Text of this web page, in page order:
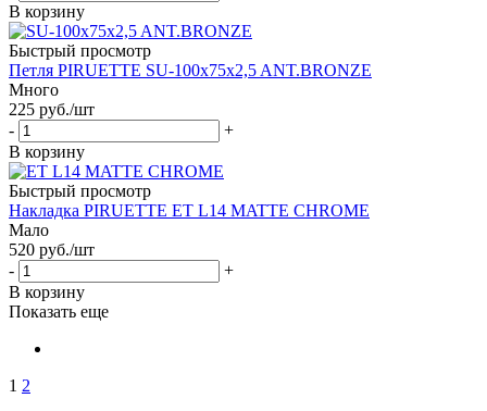
В корзину
Быстрый просмотр
Петля PIRUETTE SU-100x75x2,5 ANT.BRONZE
Много
225 руб./шт
-
+
В корзину
Быстрый просмотр
Накладка PIRUETTE ET L14 MATTE CHROME
Мало
520 руб./шт
-
+
В корзину
Показать еще
1 2